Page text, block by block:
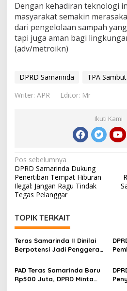
Dengan kehadiran teknologi
masyarakat semakin
dari pengelolaan sampah
tapi juga aman bagi
(adv/metroikn)
DPRD Samarinda
TPA
Writer: APR
Editor: Mr
Ikuti Kami
Navigasi
pos
Pos sebelumnya
DPRD Samarinda Dukung
Penertiban Tempat Hiburan
Ilegal: Jangan Ragu Tindak
Tegas Pelanggar
TOPIK TERKAIT
Teras Samarinda II Dinilai
Berpotensi Jadi Penggerak
Mahakam
PAD Teras Samarinda Baru
Rp500 Juta, DPRD Minta